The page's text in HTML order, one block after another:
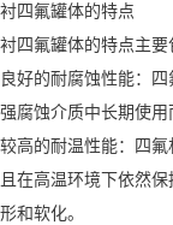
衬四氟罐体的特点
衬四氟罐体的特点主要
良好的耐腐蚀性能：
强腐蚀介质中长期使用
较高的耐温性能：四
且在高温环境下依然
形和软化。